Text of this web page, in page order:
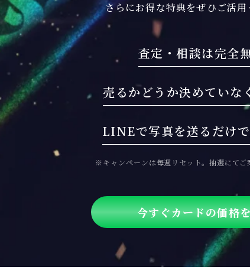
さらにお得な特典をぜひご活用
査定・相談は完全
売るかどうか決めていな
LINEで写真を送るだけで
※キャンペーンは毎週リセット。抽選にてご
今すぐカードの価格